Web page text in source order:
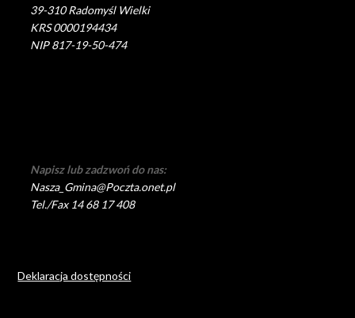
39-310 Radomyśl Wielki
KRS 0000194434
NIP 817-19-50-474
Napisz lub zadzwoń do nas:
Nasza_Gmina@Poczta.onet.pl
Tel./Fax 14 68 17 408
Deklaracja dostępności